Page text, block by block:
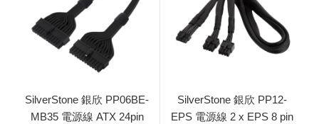
SilverStone 銀欣 PP06BE-
MB35 電源線 ATX 24pin
SilverStone 銀欣 PP12-
EPS 電源線 2 x EPS 8 pin